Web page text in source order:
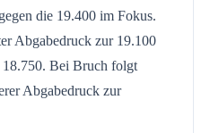
die 19.400 im Fokus.
Abgabedruck zur 19.100
18.750. Bei Bruch folgt
Abgabedruck zur